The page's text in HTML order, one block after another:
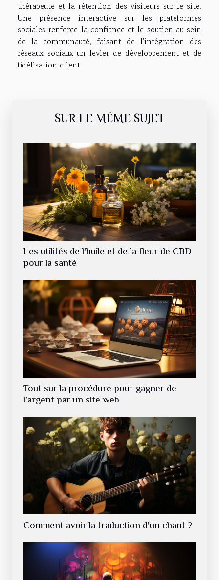
thérapeute et la rétention des visiteurs sur le site.
Une présence interactive sur les plateformes
sociales renforce la confiance et le soutien au sein
de la communauté, faisant de l'intégration des
réseaux sociaux un levier de développement et de
fidélisation client.
SUR LE MÊME SUJET
Les utilités de l'huile et de la fleur de CBD
pour la santé
Tout sur la procédure pour gagner de
l’argent par un site web
Comment avoir la traduction d'un chant ?